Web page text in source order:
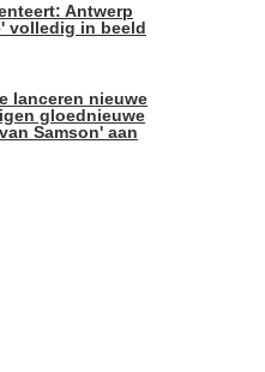
Antwerp
volledig in beeld
lanceren nieuwe
gloednieuwe
Samson' aan